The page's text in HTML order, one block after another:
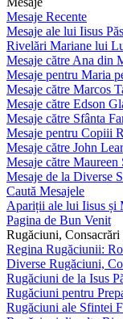
Mesaje Recente
Mesaje ale lui Iisus
Rivelări Mariane lui
Mesaje către Ana din
Mesaje pentru Maria
Mesaje către Marcos
Mesaje către Edson
Mesaje către Sfânta
Mesaje pentru Copiii
Mesaje către John
Mesaje către
Mesaje de la Diverse
Caută Mesajele
Apariții ale lui Iisus și
Pagina de Bun Venit
Rugăciuni,
Regina Rugăciunii:
Diverse Rugăciuni,
Rugăciuni de la Isus
Rugăciuni pentru
Rugăciuni ale Sfintei